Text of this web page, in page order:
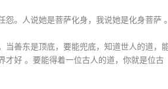
。人说她是菩萨化身，我说她是化身菩萨 。
当善东是顶底，要能兜底，知道世人的道，
才好 。要能得着一位古人的道，你就是位古